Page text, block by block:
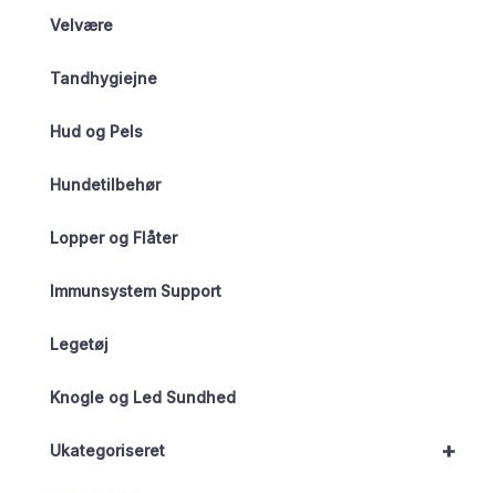
Velvære
Tandhygiejne
Hud og Pels
Hundetilbehør
Lopper og Flåter
Immunsystem Support
Legetøj
Knogle og Led Sundhed
+
Ukategoriseret